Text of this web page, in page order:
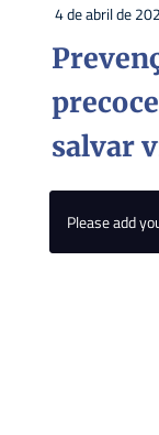
4 de abril de
salvar
Please add